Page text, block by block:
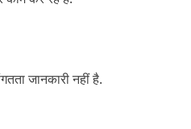
जानकारी नहीं है.